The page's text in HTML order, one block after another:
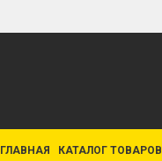
ГЛАВНАЯ КАТАЛОГ ТОВАРОВ